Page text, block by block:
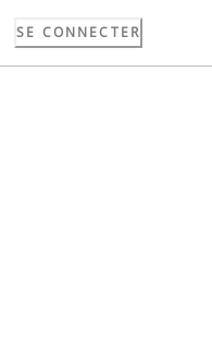
SE CONNECTER